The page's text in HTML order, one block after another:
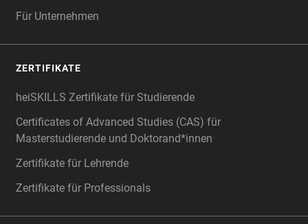
Für Unternehmen
ZERTIFIKATE
heiSKILLS Zertifikate für Studierende
Certificates of Advanced Studies (CAS) für
Masterstudierende und Doktorand*innen
Zertifikate für Lehrende
Zertifikate für Professionals